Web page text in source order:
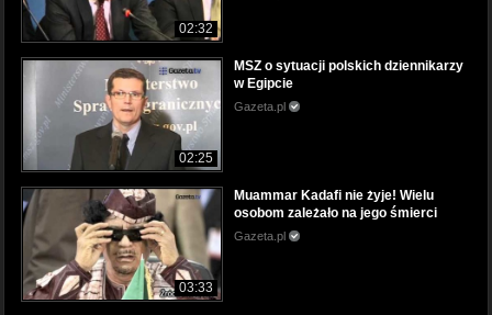
02:32
02:25
MSZ o sytuacji polskich dziennikarzy
w Egipcie
Gazeta.pl
03:33
Muammar Kadafi nie żyje! Wielu
osobom zależało na jego śmierci
Gazeta.pl